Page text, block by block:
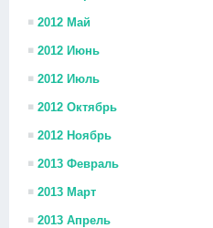
2012 Май
2012 Июнь
2012 Июль
2012 Октябрь
2012 Ноябрь
2013 Февраль
2013 Март
2013 Апрель